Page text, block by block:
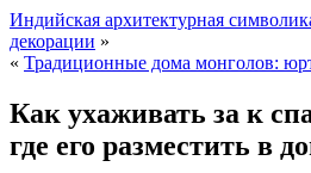
Индийская архитектурная
декорации »
« Традиционные дома монголов:
Как ухаживать за к
где его разместить в